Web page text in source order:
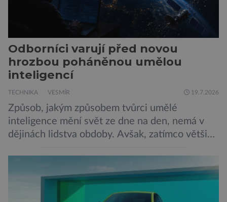
Odborníci varují před novou
hrozbou poháněnou umělou
inteligencí
TECHNIKA VESMÍR 19.7.2026
Způsob, jakým způsobem tvůrci umělé
inteligence mění svět ze dne na den, nemá v
dějinách lidstva obdoby. Avšak, zatímco většina
bezpečnostní experti upozorňují na mnohem
méně nápadné riziko. Podle některých
odborníků by už během příštích dvou let mohly